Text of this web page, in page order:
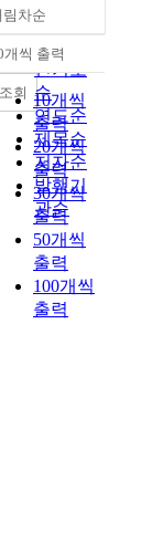
정확도
순
인기도
순
연도순
제목순
저자순
발행기
관순
림차순
내림차순
개씩 출력
10개씩
출력
20개씩
출력
30개씩
출력
50개씩
출력
100개씩
출력
조회